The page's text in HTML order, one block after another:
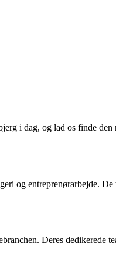
i dag, og lad os finde
og entreprenørarbejde.
Deres dedikerede